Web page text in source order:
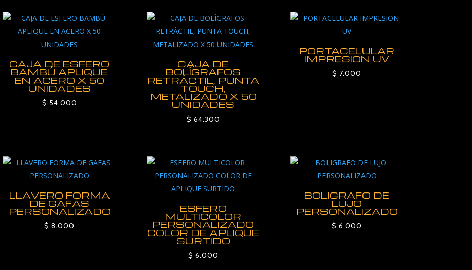
$ 9.000
hasta
$ 16.000
CAJA DE ESFERO
BAMBÚ APLIQUE
EN ACERO X 50
UNIDADES
$ 54.000
CAJA DE
BOLÍGRAFOS
RETRÁCTIL, PUNTA
TOUCH,
METALIZADO X 50
UNIDADES
$ 64.300
PORTACELULAR
IMPRESION UV
$ 7.000
LLAVERO FORMA
DE GAFAS
PERSONALIZADO
$ 8.000
ESFERO
MULTICOLOR
PERSONALIZADO
COLOR DE APLIQUE
SURTIDO
$ 6.000
BOLIGRAFO DE
LUJO
PERSONALIZADO
$ 6.000